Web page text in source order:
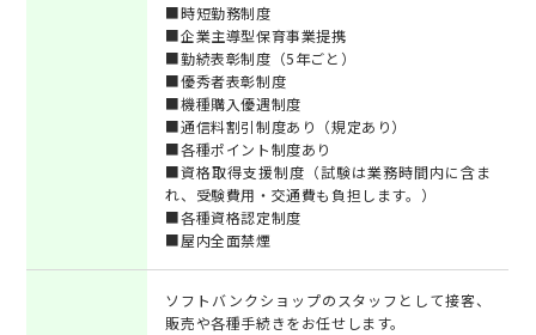
■時短勤務制度
■企業主導型保育事業提携
■勤続表彰制度（5年ごと）
■優秀者表彰制度
■機種購入優遇制度
■通信料割引制度あり（規定あり）
■各種ポイント制度あり
■資格取得支援制度（試験は業務時間内に含ま
れ、受験費用・交通費も負担します。）
■各種資格認定制度
■屋内全面禁煙
ソフトバンクショップのスタッフとして接客、
販売や各種手続きをお任せします。